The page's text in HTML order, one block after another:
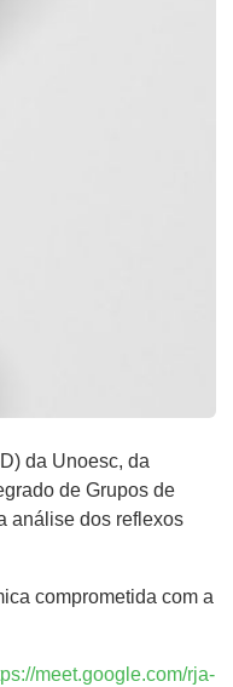
da Unoesc, da
de Grupos de
análise dos reflexos
comprometida com a
meet.google.com/rja-